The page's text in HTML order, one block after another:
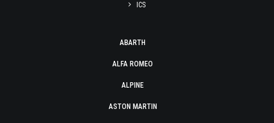
ICS
ABARTH
ALFA ROMEO
ALPINE
ASTON MARTIN